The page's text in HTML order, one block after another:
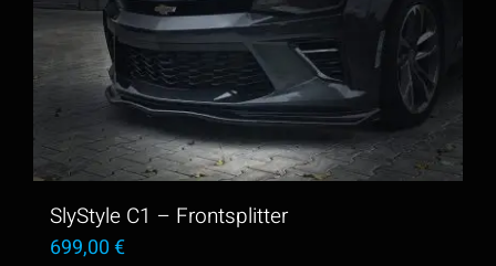
SlyStyle C1 – Frontsplitter
699,00€